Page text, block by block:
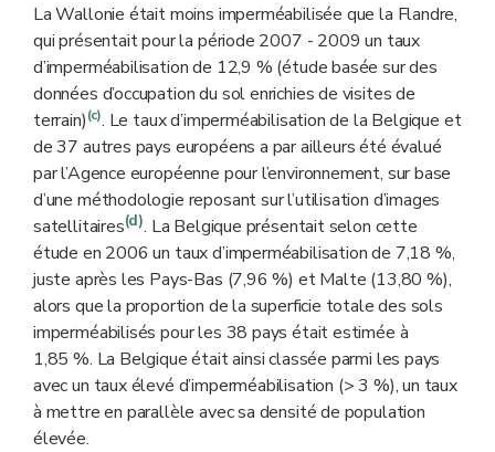
La Wallonie était moins imperméabilisée que la Flandre,
qui présentait pour la période 2007 - 2009 un taux
d’imperméabilisation de 12,9 % (étude basée sur des
données d’occupation du sol enrichies de visites de
terrain)(c). Le taux d’imperméabilisation de la Belgique et
de 37 autres pays européens a par ailleurs été évalué
par l’Agence européenne pour l’environnement, sur base
d’une méthodologie reposant sur l’utilisation d’images
satellitaires(d). La Belgique présentait selon cette
étude en 2006 un taux d’imperméabilisation de 7,18 %,
juste après les Pays-Bas (7,96 %) et Malte (13,80 %),
alors que la proportion de la superficie totale des sols
imperméabilisés pour les 38 pays était estimée à
1,85 %. La Belgique était ainsi classée parmi les pays
avec un taux élevé d’imperméabilisation (> 3 %), un taux
à mettre en parallèle avec sa densité de population
élevée.